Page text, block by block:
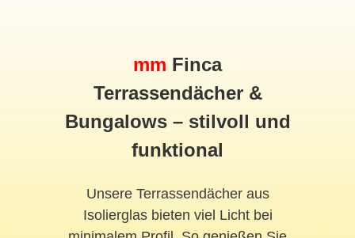
mm Finca
Terrassendächer &
Bungalows – stilvoll und
funktional
Unsere Terrassendächer aus
Isolierglas bieten viel Licht bei